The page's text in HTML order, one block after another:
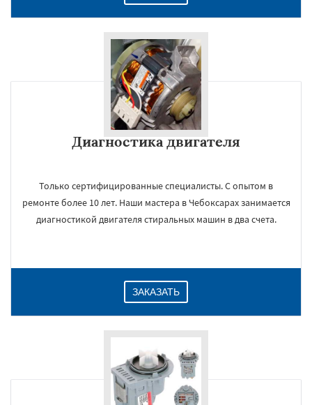
Диагностика двигателя
Только сертифицированные специалисты. С опытом в
ремонте более 10 лет. Наши мастера в Чебоксарах занимается
диагностикой двигателя стиральных машин в два счета.
ЗАКАЗАТЬ